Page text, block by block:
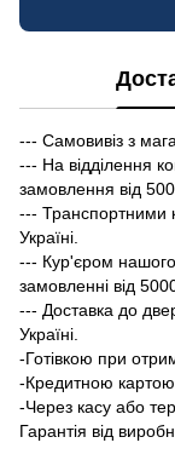
--- Самовивіз з
--- На відділення
замовлення від
--- Транспортними
Україні.
--- Кур'єром
замовленні від
--- Доставка до
Україні.
-Готівкою при
-Кредитною
-Через касу або
Гарантія від